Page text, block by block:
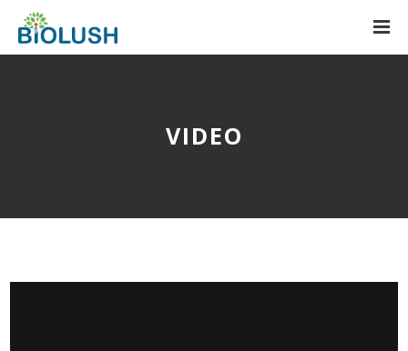
VIDEO